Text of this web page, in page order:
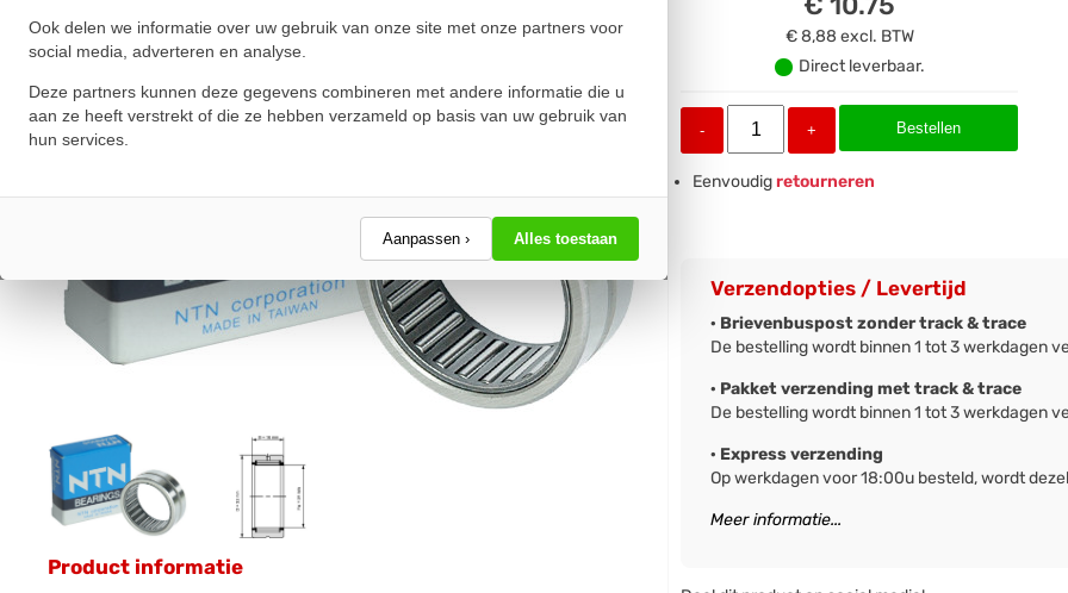
Ook delen we informatie over uw gebruik van onze site met onze partners voor
social media, adverteren en analyse.
Deze partners kunnen deze gegevens combineren met andere informatie die u
aan ze heeft verstrekt of die ze hebben verzameld op basis van uw gebruik van
hun services.
Aanpassen › Alles toestaan
Product informatie
€ 8,88 excl. BTW
Direct leverbaar.
- + Bestellen
Eenvoudigretourneren
Verzendopties / Levertijd
· Brievenbuspost zonder track & trace
De bestelling wordt binnen 1 tot 3 werkdagen
· Pakket verzending met track & trace
De bestelling wordt binnen 1 tot 3 werkdagen
· Express verzending
Op werkdagen voor 18:00u besteld, wordt
Meer informatie...